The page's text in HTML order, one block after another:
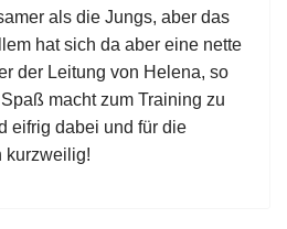
als die Jungs, aber das
hat sich da aber eine nette
der Leitung von Helena, so
macht zum Training zu
eifrig dabei und für die
kurzweilig!